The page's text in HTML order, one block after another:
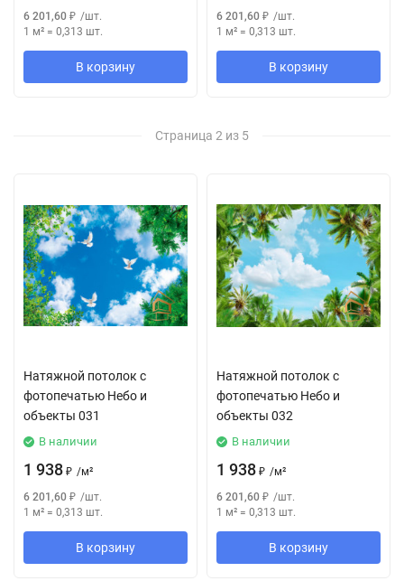
6 201,60 ₽ /шт.
1 м² = 0,313 шт.
В корзину
6 201,60 ₽ /шт.
1 м² = 0,313 шт.
В корзину
Страница 2 из 5
Натяжной потолок с
фотопечатью Небо и
объекты 031
В наличии
1 938 ₽ /м²
6 201,60 ₽ /шт.
1 м² = 0,313 шт.
В корзину
Натяжной потолок с
фотопечатью Небо и
объекты 032
В наличии
1 938 ₽ /м²
6 201,60 ₽ /шт.
1 м² = 0,313 шт.
В корзину